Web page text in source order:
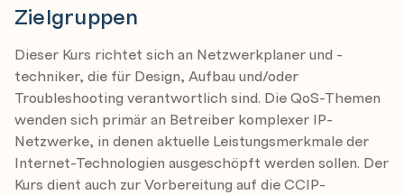
Monitor QoS
Define Campus AutoQoS
Define WAN AutoQoS
Module Summary
Module Self-Check
Classification and Marking
Zielgruppen
Dieser Kurs richtet sich an Netzwerkplaner und -
techniker, die für Design, Aufbau und/oder
Troubleshooting verantwortlich sind. Die QoS-Themen
wenden sich primär an Betreiber komplexer IP-
Netzwerke, in denen aktuelle Leistungsmerkmale der
Internet-Technologien ausgeschöpft werden sollen. Der
Kurs dient auch zur Vorbereitung auf die CCIP-